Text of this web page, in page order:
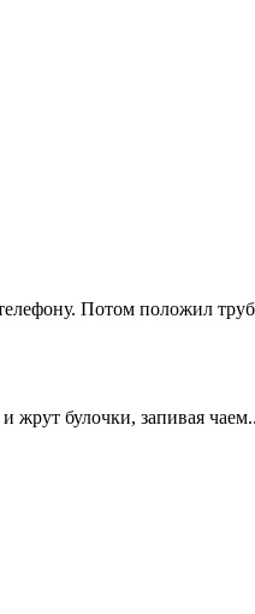
Потом положил
жрут булочки, запивая